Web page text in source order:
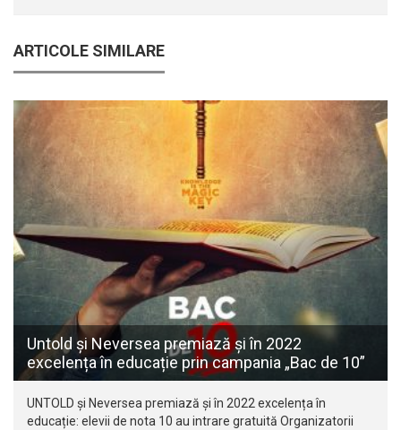
ARTICOLE SIMILARE
Untold și Neversea premiază și în 2022
excelența în educație prin campania „Bac de 10”
UNTOLD și Neversea premiază și în 2022 excelența în
educație: elevii de nota 10 au intrare gratuită Organizatorii